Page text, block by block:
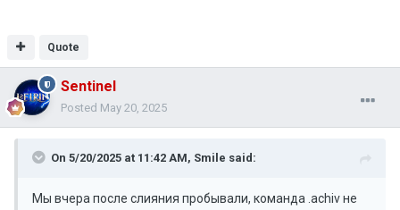
Quote
Sentinel
Posted May 20, 2025
On 5/20/2025 at 11:42 AM, Smile said:
Мы вчера после слияния пробывали, команда .achiv не